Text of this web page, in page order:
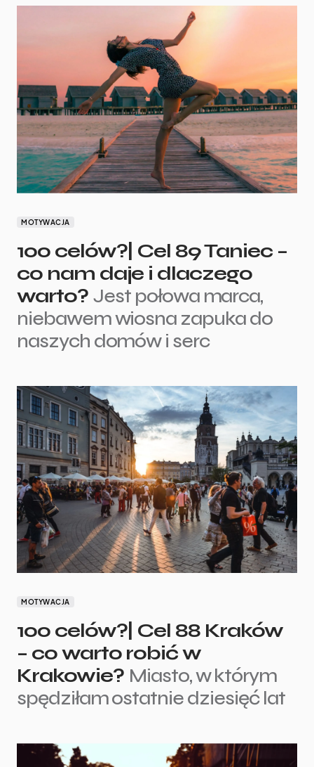
MOTYWACJA
100 celów?| Cel 89 Taniec –
co nam daje i dlaczego
warto? Jest połowa marca,
niebawem wiosna zapuka do
naszych domów i serc
MOTYWACJA
100 celów?| Cel 88 Kraków
– co warto robić w
Krakowie? Miasto, w którym
spędziłam ostatnie dziesięć lat